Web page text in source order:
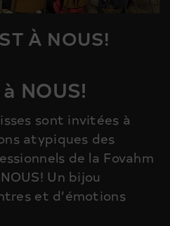
À NOUS!
NOUS!
sont invitées à
atypiques des
de la Fovahm
Un bijou
et d’émotions